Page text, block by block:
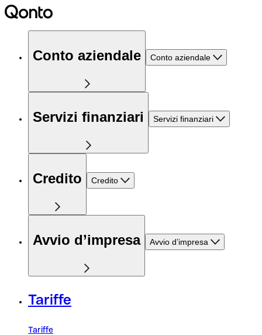
Conto aziendale Conto aziendale
Servizi finanziari Servizi finanziari
Credito Credito
Avvio d’impresa Avvio d’impresa
Tariffe
Tariffe